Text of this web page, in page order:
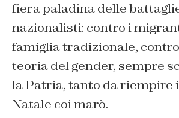
fiera paladina delle
nazionalisti: contro i
famiglia tradizionale,
teoria del gender, sempre
la Patria, tanto da riempire
Natale coi marò.